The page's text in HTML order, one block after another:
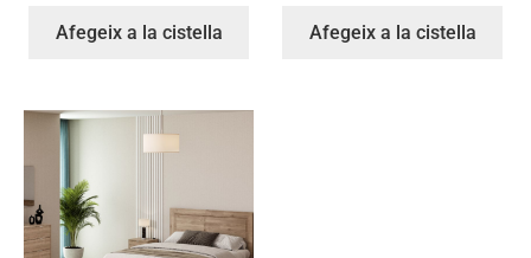
Afegeix a la cistella Afegeix a la cistella